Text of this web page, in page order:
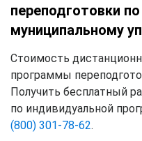
переподготовки
муниципальному
Стоимость
программы
Получить бесплатный
по индивидуальной
(800) 301-78-62.